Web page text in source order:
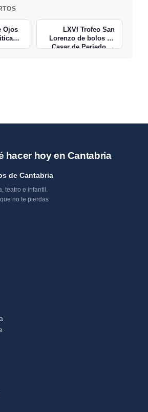
Ojos
LXVI Trofeo San
Lorenzo de bolos en
Casar de Periedo →
hacer hoy en Cantabria
de Cantabria
teatro e infantil.
no te pierdas